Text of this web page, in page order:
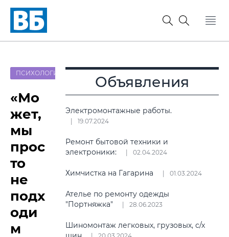
ПСИХОЛОГИЯ
«Мо
жет,
мы
прос
то
не
подх
оди
м
Объявления
Электромонтажные работы.
19.07.2024
Ремонт бытовой техники и
электроники:
02.04.2024
Химчистка на Гагарина 01.03.2024
Ателье по ремонту одежды
"Портняжка"
28.06.2023
Шиномонтаж легковых, грузовых, с/х